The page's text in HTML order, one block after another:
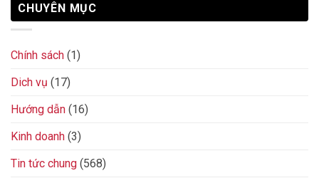
CHUYÊN MỤC
Chính sách (1)
Dich vụ (17)
Hướng dẫn (16)
Kinh doanh (3)
Tin tức chung (568)